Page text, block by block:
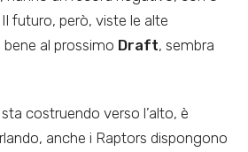
futuro, però, viste le alte
al prossimo Draft, sembra
costruendo verso l’alto, è
anche i Raptors dispongono